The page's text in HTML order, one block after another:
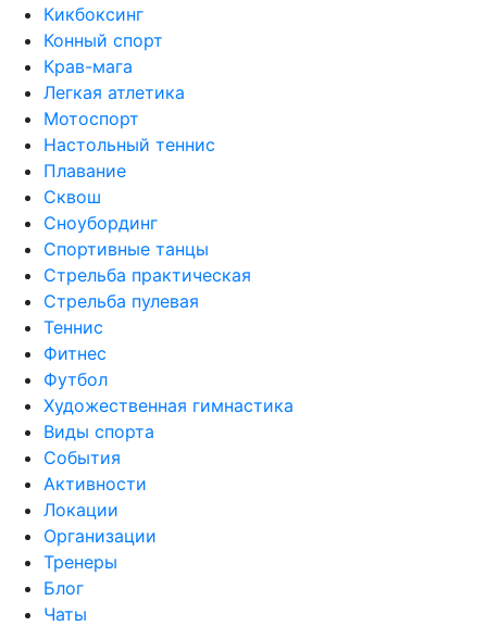
Кикбоксинг
Конный спорт
Крав-мага
Легкая атлетика
Мотоспорт
Настольный теннис
Плавание
Сквош
Сноубординг
Спортивные танцы
Стрельба практическая
Стрельба пулевая
Теннис
Фитнес
Футбол
Художественная гимнастика
Виды спорта
События
Активности
Локации
Организации
Тренеры
Блог
Чаты